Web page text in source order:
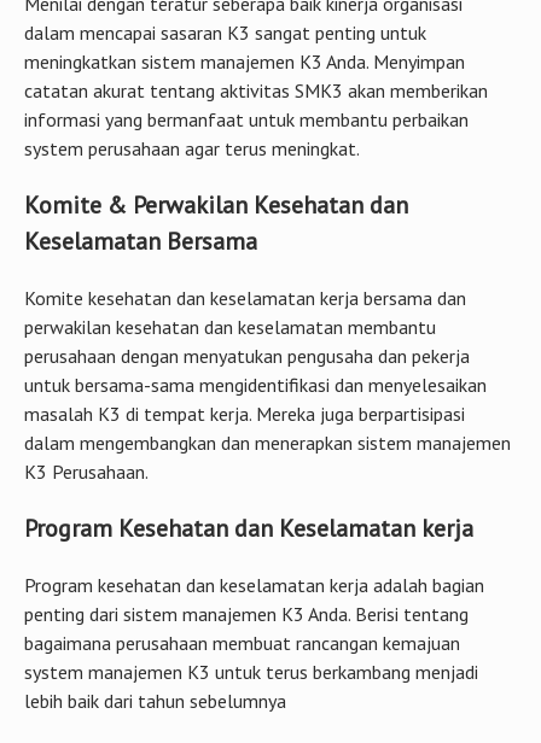
dalam mencapai sasaran K3 sangat penting untuk
meningkatkan sistem manajemen K3 Anda. Menyimpan
catatan akurat tentang aktivitas SMK3 akan memberikan
informasi yang bermanfaat untuk membantu perbaikan
system perusahaan agar terus meningkat.
Komite & Perwakilan Kesehatan dan
Keselamatan Bersama
Komite kesehatan dan keselamatan kerja bersama dan
perwakilan kesehatan dan keselamatan membantu
perusahaan dengan menyatukan pengusaha dan pekerja
untuk bersama-sama mengidentifikasi dan menyelesaikan
masalah K3 di tempat kerja. Mereka juga berpartisipasi
dalam mengembangkan dan menerapkan sistem manajemen
K3 Perusahaan.
Program Kesehatan dan Keselamatan kerja
Program kesehatan dan keselamatan kerja adalah bagian
penting dari sistem manajemen K3 Anda. Berisi tentang
bagaimana perusahaan membuat rancangan kemajuan
system manajemen K3 untuk terus berkambang menjadi
lebih baik dari tahun sebelumnya